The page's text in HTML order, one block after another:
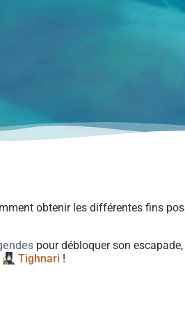
obtenir les différentes fins
pour débloquer son
Tighnari !